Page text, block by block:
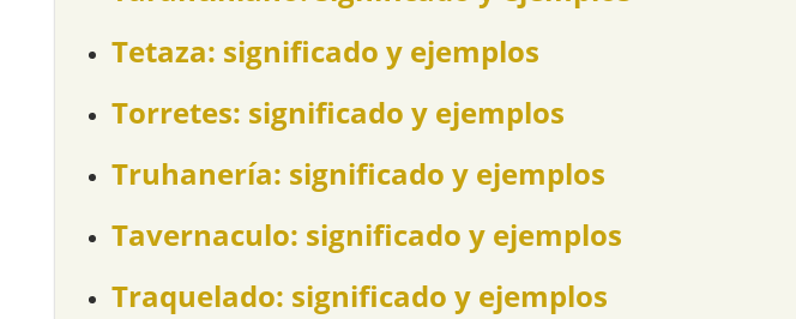
Tetaza: significado y ejemplos
Torretes: significado y ejemplos
Truhanería: significado y ejemplos
Tavernaculo: significado y ejemplos
Traquelado: significado y ejemplos